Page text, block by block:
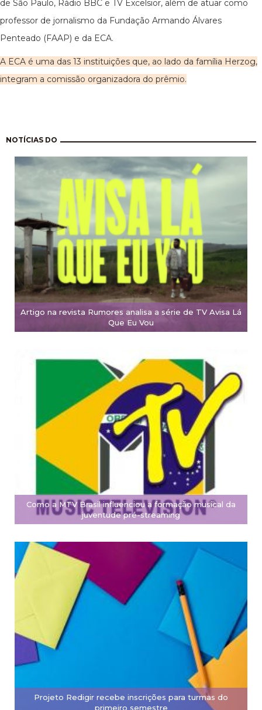
de São Paulo, Rádio BBC e TV Excelsior, além de atuar como
professor de jornalismo da Fundação Armando Álvares
Penteado (FAAP) e da ECA.
A ECA é uma das 13 instituições que, ao lado da família Herzog,
integram a comissão organizadora do prêmio.
NOTÍCIAS DO
Artigo na revista Rumores analisa a série de TV Avisa Lá
Que Eu Vou
Como a MTV Brasil influenciou a formação musical da
juventude pré-streaming
Projeto Redigir recebe inscrições para turmas do
primeiro semestre
Paginação